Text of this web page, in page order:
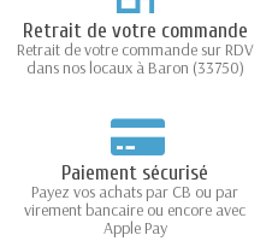
Retrait de votre commande
Retrait de votre commande sur RDV
dans nos locaux à Baron (33750)
Paiement sécurisé
Payez vos achats par CB ou par
virement bancaire ou encore avec
Apple Pay